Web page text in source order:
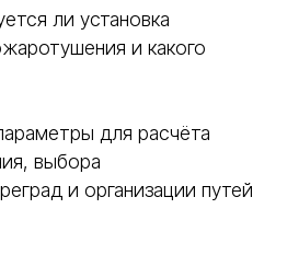
ли установка
и какого
для расчёта
выбора
и организации путей